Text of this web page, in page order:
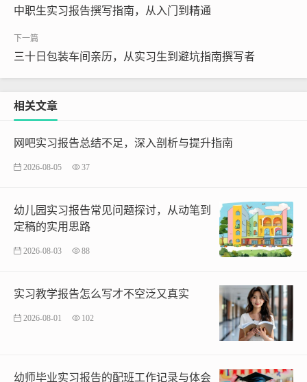
中职生实习报告撰写指南，从入门到精通
三十日包装车间亲历，从实习生到避坑指南撰写者
相关文章
网吧实习报告总结不足，深入剖析与提升指南
2026-08-05 37
幼儿园实习报告常见问题探讨，从动笔到
定稿的实用思路
2026-08-03 88
实习教学报告怎么写才不空泛又真实
2026-08-01 102
幼师毕业实习报告的配班工作记录与体会